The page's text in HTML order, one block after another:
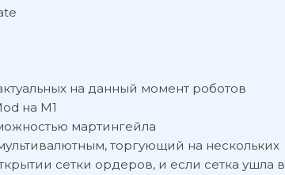
на данный момент роботов
на М1
мартингейла
торгующий на нескольких
сетки ордеров, и если сетка ушла в